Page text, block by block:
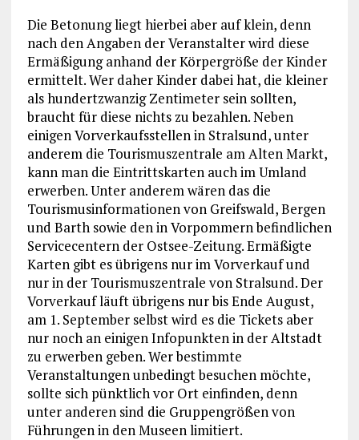
Die Betonung liegt hierbei aber auf klein, denn
nach den Angaben der Veranstalter wird diese
Ermäßigung anhand der Körpergröße der Kinder
ermittelt. Wer daher Kinder dabei hat, die kleiner
als hundertzwanzig Zentimeter sein sollten,
braucht für diese nichts zu bezahlen. Neben
einigen Vorverkaufsstellen in Stralsund, unter
anderem die Tourismuszentrale am Alten Markt,
kann man die Eintrittskarten auch im Umland
erwerben. Unter anderem wären das die
Tourismusinformationen von Greifswald, Bergen
und Barth sowie den in Vorpommern befindlichen
Servicecentern der Ostsee-Zeitung. Ermäßigte
Karten gibt es übrigens nur im Vorverkauf und
nur in der Tourismuszentrale von Stralsund. Der
Vorverkauf läuft übrigens nur bis Ende August,
am 1. September selbst wird es die Tickets aber
nur noch an einigen Infopunkten in der Altstadt
zu erwerben geben. Wer bestimmte
Veranstaltungen unbedingt besuchen möchte,
sollte sich pünktlich vor Ort einfinden, denn
unter anderen sind die Gruppengrößen von
Führungen in den Museen limitiert.